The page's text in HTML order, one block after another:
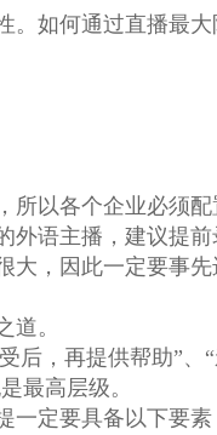
。如何通过直播最
所以各个企业必须
语主播，建议提前
大，因此一定要事
。
后，再提供帮助”、
最高层级。
一定要具备以下要